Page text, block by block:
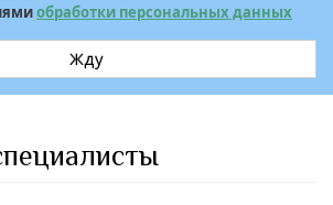
обработки персональных данных
Жду